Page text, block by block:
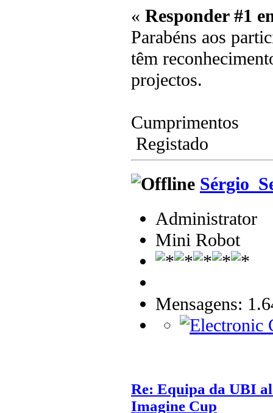
« Responder #1
Parabéns aos
têm
projectos.
Cumprimentos
Registado
Administrator
Mini Robot
Mensagens:
Re: Equipa da UBI
Imagine Cup